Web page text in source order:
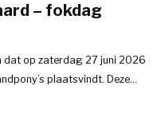
– fokdag
dat op zaterdag 27 juni 2026
plaatsvindt. Deze...